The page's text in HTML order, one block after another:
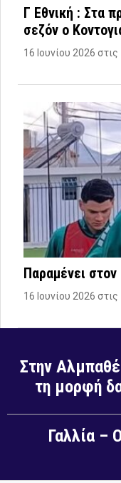
Γ Εθνική : Στα
σεζόν ο
16 Ιουνίου 2026
Παραμένει
16 Ιουνίου 2026
Στην
τη μορφή
Γαλλία –